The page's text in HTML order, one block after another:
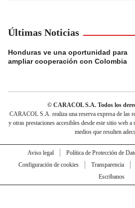
Últimas Noticias
Honduras ve una oportunidad para
ampliar cooperación con Colombia
© CARACOL S.A. Todos los
CARACOL S.A. realiza una reserva expresa de las
y otras prestaciones accesibles desde este sitio web
medios que resulten
Aviso legal Política de Protección de
Configuración de cookies
Transparencia
Escríbanos